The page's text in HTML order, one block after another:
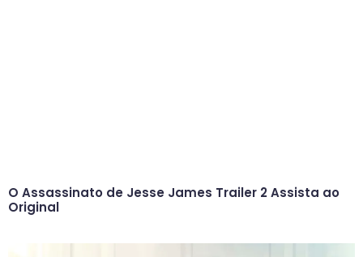
O Assassinato de Jesse James Trailer 2 Assista ao
Original